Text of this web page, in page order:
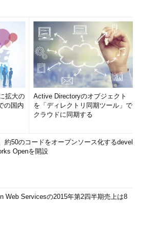
拡大の
の国内
Active Directoryのオブジェクト
を「ディレクトリ同期ツール」で
クラウドに同期する
約50のコードをオープンソース化するdevel
Openを開設
Web Servicesの2015年第2四半期売上は8